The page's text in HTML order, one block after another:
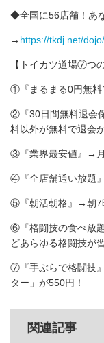
◆全国に56店舗！あ
→ https://tkdj.net/dojo/
【トイカツ道場⑦つ
①『まるまる0円無料
②『30日間無料退会
料以外が無料で退会
③『業界最安値』→月
④『全店舗通い放題
⑤『朝活朝格』→朝7
⑥『格闘技の食べ放
どあらゆる格闘技が
⑦『手ぶらで格闘技
ター」が550円！
関連記事